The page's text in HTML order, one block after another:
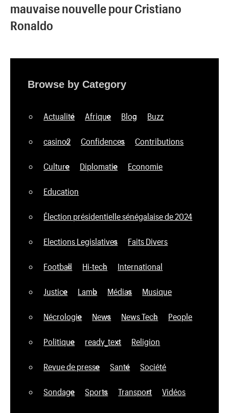
mauvaise nouvelle pour Cristiano
Ronaldo
Browse by Category
Actualité Afrique Blog Buzz
casino2 Confidences Contributions
Culture Diplomatie Economie
Education
Élection présidentielle sénégalaise de 2024
Elections Legislatives Faits Divers
Football Hi-tech International
Justice Lamb Médias Musique
Nécrologie News News Tech People
Politique ready_text Religion
Revue de presse Santé Société
Sondage Sports Transport Vidéos